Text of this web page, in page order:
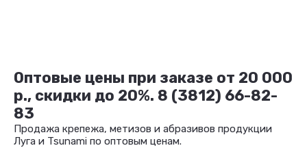
Оптовые цены при заказе от 20 000
р., скидки до 20%. 8 (3812) 66-82-
83
Продажа крепежа, метизов и абразивов продукции
Луга и Tsunami по оптовым ценам.